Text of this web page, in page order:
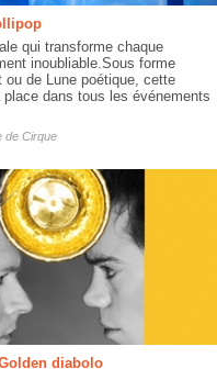
qui transforme chaque
inoubliable.Sous forme
ou de Lune poétique, cette
dans tous les événements
de Cirque
diabolo